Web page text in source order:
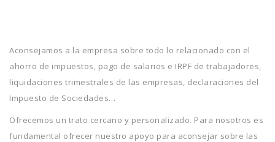
Aconsejamos a la empresa sobre todo lo relacionado con el
ahorro de impuestos, pago de salarios e IRPF de trabajadores,
liquidaciones trimestrales de las empresas, declaraciones del
Impuesto de Sociedades…
Ofrecemos un trato cercano y personalizado. Para nosotros es
fundamental ofrecer nuestro apoyo para aconsejar sobre las